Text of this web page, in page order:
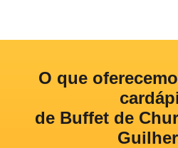
O que
de Buffet de